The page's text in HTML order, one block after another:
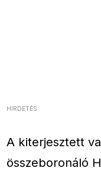
HIRDETÉS
A kiterjesztett
összeboronáló